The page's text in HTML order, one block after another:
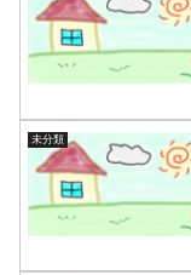
未分類